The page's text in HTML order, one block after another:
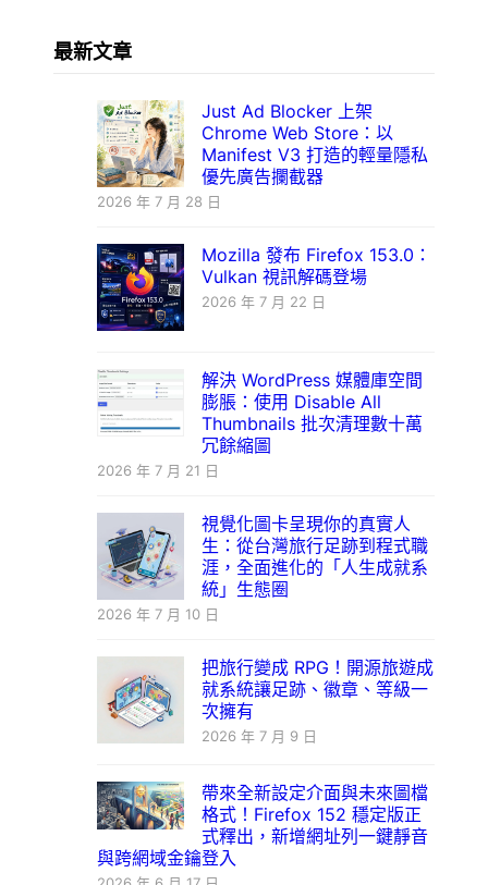
最新文章
Just Ad Blocker 上架
Chrome Web Store：以
Manifest V3 打造的輕量隱私
優先廣告攔截器
2026 年 7 月 28 日
Mozilla 發布 Firefox 153.0：
Vulkan 視訊解碼登場
2026 年 7 月 22 日
解決 WordPress 媒體庫空間
膨脹：使用 Disable All
Thumbnails 批次清理數十萬
冗餘縮圖
2026 年 7 月 21 日
視覺化圖卡呈現你的真實人
生：從台灣旅行足跡到程式職
涯，全面進化的「人生成就系
統」生態圈
2026 年 7 月 10 日
把旅行變成 RPG！開源旅遊成
就系統讓足跡、徽章、等級一
次擁有
2026 年 7 月 9 日
帶來全新設定介面與未來圖檔
格式！Firefox 152 穩定版正
式釋出，新增網址列一鍵靜音
與跨網域金鑰登入